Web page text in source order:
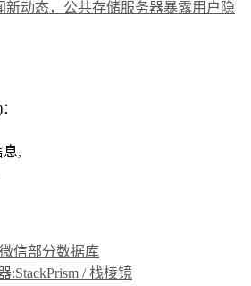
新动态，公共存储服务器暴露用户隐
,
信部分数据库
:StackPrism / 栈棱镜